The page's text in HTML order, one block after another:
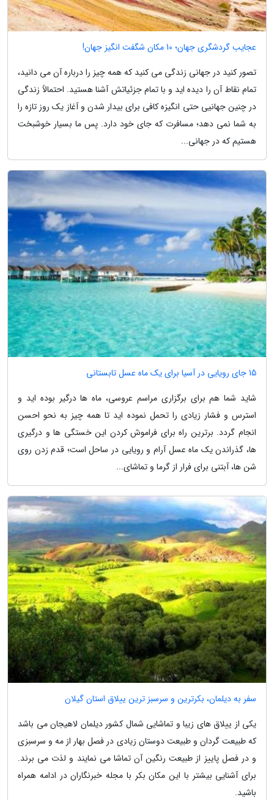
عجایب گردشگری جهان؛ 10 مکان شگفت انگیز جهان!
تصور کنید در جهانی زندگی می کنید که همه چیز را درباره آن می دانید،
تمام نقاط آن را دیده اید و با تمام جزئیاتش آشنا هستید. احتمالاً زندگی
در چنین جهانیی حتی انگیزه کافی برای بیدار شدن و آغاز یک روز تازه را
به شما نمی دهد؛ مسافرت که جای خود دارد. پس ما بسیار خوشبخت
هستیم که در جهانی...
15 جای رویایی در آسیا برای یک ماه عسل تابستانی
شاید شما هم برای برگزاری مراسم عروسی، ماه ها درگیر بوده اید و
استرس و فشار زیادی را تحمل نموده اید تا همه چیز به نحو احسن
انجام گردد. برترین راه برای فراموش کردن این خستگی ها و درگیری
ها، گذراندن یک ماه عسل آرام و رویایی در ساحل است؛ قدم زدن روی
شن ها، آبتنی برای فرار از گرما و تماشای...
سفر به دیلمان، بکرترین و سرسبز ترین ییلاق استان گیلان
یکی از ییلاق های زیبا و تماشایی شمال کشور دیلمان لاهیجان می باشد
که طبیعت گردان و طبیعت دوستان زیادی در فصل بهار از مه و سرسبزی
و در فصل پاییز از طبیعت رنگین آن تماشا می نمایند و لذت می برند.
برای آشنایی بیشتر با این مکان بکر با مجله خبرنگاران در ادامه همراه
باشید.